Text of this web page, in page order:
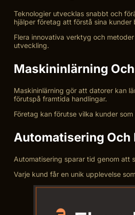
Teknologier utvecklas snabbt och
hjälper företag att förstå sina
Flera innovativa verktyg och
utveckling.
Maskininlärning
Maskininlärning gör att datorer kan
förutspå framtida handlingar.
Företag kan förutse vilka kunder
Automatisering
Automatisering sparar tid genom att
Varje kund får en unik upplevelse